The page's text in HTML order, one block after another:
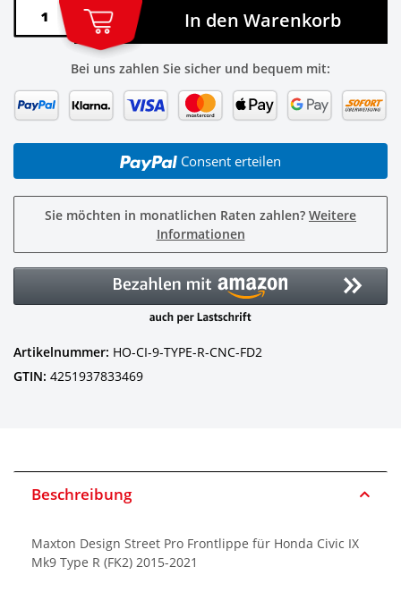
In den Warenkorb
Bei uns zahlen Sie sicher und bequem mit:
Consent erteilen
Sie möchten in monatlichen Raten zahlen? Weitere
Informationen
Artikelnummer: HO-CI-9-TYPE-R-CNC-FD2
GTIN: 4251937833469
Beschreibung
Maxton Design Street Pro Frontlippe für Honda Civic IX
Mk9 Type R (FK2) 2015-2021